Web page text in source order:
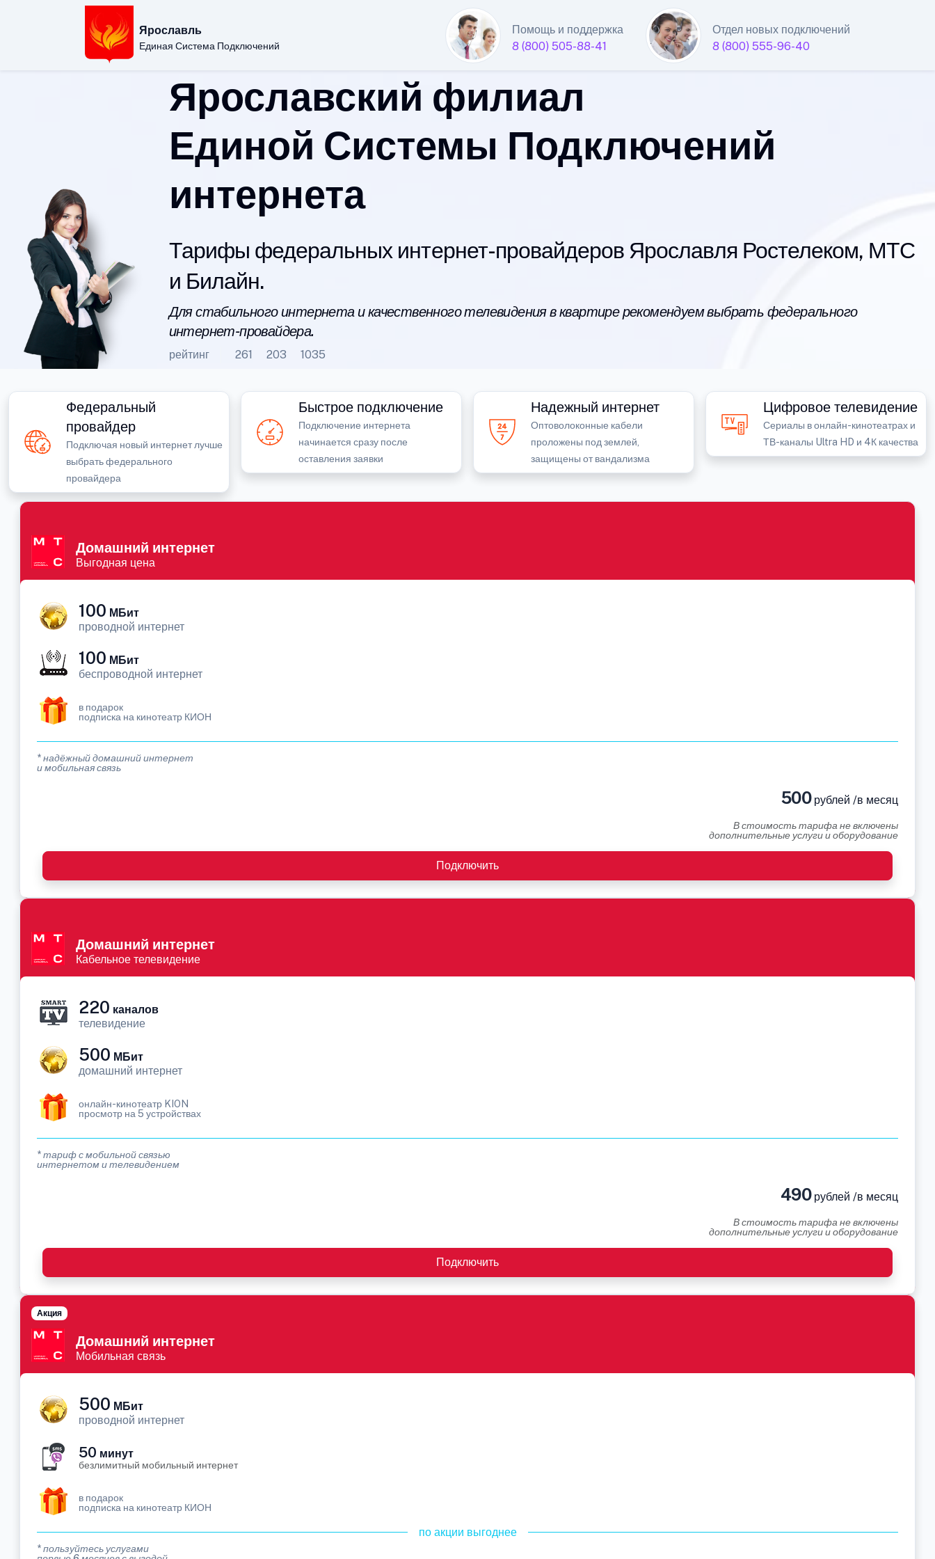
Ярославль
Единая Система Подключений
Помощь и поддержка
8 (800) 505-88-41
Отдел новых подключений
8 (800) 555-96-40
Ярославский филиал
Единой Системы Подключений
интернета
Тарифы федеральных интернет-провайдеров Ярославля Ростелеком, МТС
и Билайн.
Для стабильного интернета и качественного телевидения в квартире рекомендуем выбрать федерального
интернет-провайдера.
рейтинг 261 203 1035
Федеральный
провайдер
Подключая новый интернет лучше
выбрать федерального
провайдера
Быстрое подключение
Подключение интернета
начинается сразу после
оставления заявки
Надежный интернет
Оптоволоконные кабели
проложены под землей,
защищены от вандализма
Цифровое телевидение
Сериалы в онлайн-кинотеатрах и
ТВ-каналы Ultra HD и 4К качества
Домашний интернет
Выгодная цена
100 МБит
проводной интернет
100 МБит
беспроводной интернет
в подарок
подписка на кинотеатр КИОН
* надёжный домашний интернет
и мобильная связь
500рублей /в месяц
В стоимость тарифа не включены
дополнительные услуги и оборудование
Подключить
Домашний интернет
Кабельное телевидение
220 каналов
телевидение
500 МБит
домашний интернет
онлайн-кинотеатр KION
просмотр на 5 устройствах
* тариф с мобильной связью
интернетом и телевидением
490рублей /в месяц
В стоимость тарифа не включены
дополнительные услуги и оборудование
Подключить
Домашний интернет
Мобильная связь
Акция
500 МБит
проводной интернет
50 минут
безлимитный мобильный интернет
в подарок
подписка на кинотеатр КИОН
по акции выгоднее
* пользуйтесь услугами